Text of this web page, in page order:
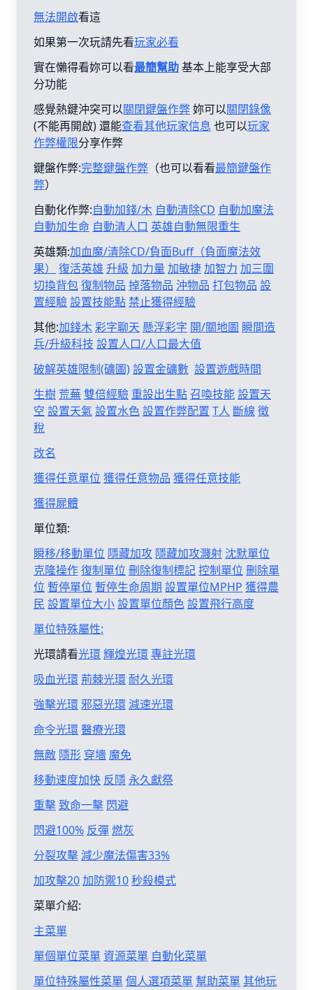
無法開啟看這
如果第一次玩請先看玩家必看
實在懶得看妳可以看最簡幫助基本上能享受大部
分功能
感覺熱鍵沖突可以關閉鍵盤作弊妳可以關閉錄像
(不能再開啟) 還能查看其他玩家信息 也可以玩家
作弊權限分享作弊
鍵盤作弊:完整鍵盤作弊 （也可以看看最簡鍵盤作
弊）
自動化作弊:自動加錢/木 自動清除CD 自動加魔法
自動加生命 自動清人口 英雄自動無限重生
英雄類:加血魔/清除CD/負面Buff（負面魔法效
果）
復活英雄 升級 加力量 加敏捷加智力 加三圍
切換背包復制物品 掉落物品 沖物品 打包物品 設
置經驗設置技能點禁止獲得經驗
其他:加錢木彩字聊天 懸浮彩字 開/關地圖 瞬間造
兵/升級科技 設置人口/人口最大值
破解英雄限制(礦圖)設置金礦數 設置遊戲時間
生樹 荒蕪雙倍經驗 重設出生點召喚技能設置天
空 設置天氣設置水色設置作弊配置 T人 斷線 徵
稅
改名
獲得任意單位 獲得任意物品 獲得任意技能
獲得屍體
單位類:
瞬移/移動單位 隱藏加攻 隱藏加攻濺射 沈默單位
克隆操作復制單位 刪除復制標記控制單位 刪除單
位 暫停單位 暫停生命周期 設置單位MPHP 獲得農
民 設置單位大小設置單位顏色設置飛行高度
單位特殊屬性:
光環請看光環輝煌光環專註光環
吸血光環荊棘光環耐久光環
強擊光環邪惡光環減速光環
命令光環醫療光環
無敵 隱形 穿墻 魔免
移動速度加快 反隱 永久獻祭
重擊致命一擊 閃避
閃避100% 反彈燃灰
分裂攻擊減少魔法傷害33%
加攻擊20加防禦10秒殺模式
菜單介紹:
主菜單
單個單位菜單 資源菜單 自動化菜單
單位特殊屬性菜單個人選項菜單 幫助菜單其他玩